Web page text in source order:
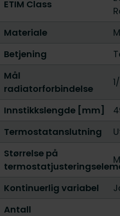
ETIM Class
Materiale
Betjening
Mål
radiatorforbindelse
Innstikkslengde [mm]
Termostatanslutning
Størrelse på
Kontinuerlig variabel
Antall